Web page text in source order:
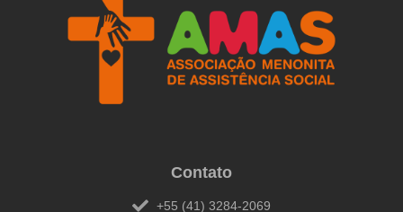
Contato
+55 (41) 3284-2069